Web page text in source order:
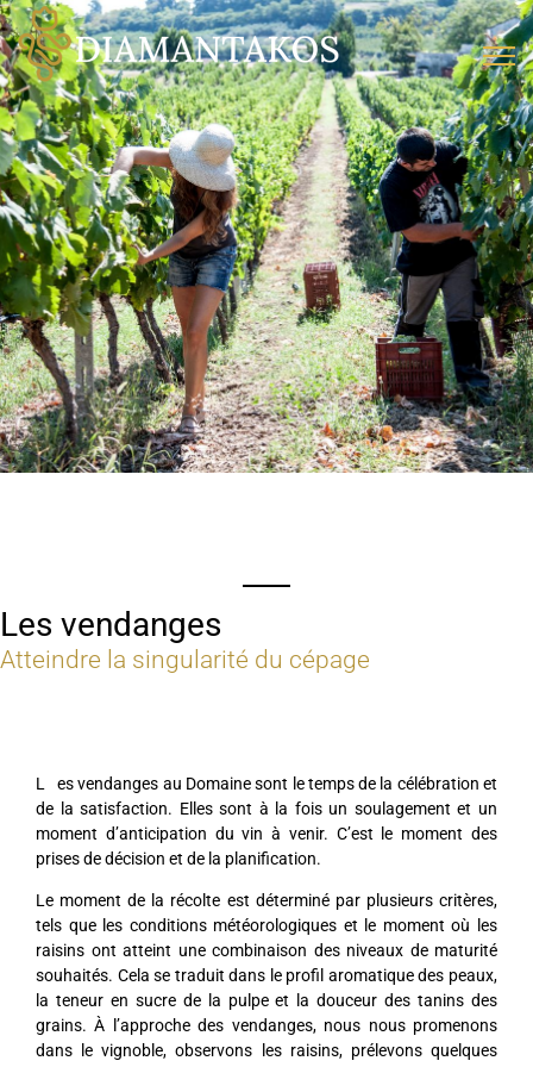
Les vendanges
Atteindre la singularité du cépage
L
es vendanges au Domaine sont le temps de la célébration et
de la satisfaction. Elles sont à la fois un soulagement et un
moment d’anticipation du vin à venir. C’est le moment des
prises de décision et de la planification.
Le moment de la récolte est déterminé par plusieurs critères,
tels que les conditions météorologiques et le moment où les
raisins ont atteint une combinaison des niveaux de maturité
souhaités. Cela se traduit dans le profil aromatique des peaux,
la teneur en sucre de la pulpe et la douceur des tanins des
grains. À l’approche des vendanges, nous nous promenons
dans le vignoble, observons les raisins, prélevons quelques